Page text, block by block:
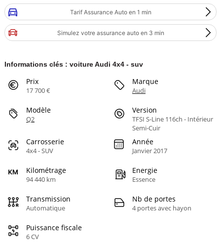
Tarif Assurance Auto en 1 min
Simulez votre assurance auto en 3 min
Informations clés : voiture Audi 4x4 - suv
Prix
17 700 €
Marque
Audi
Modèle
Q2
Version
TFSI S-Line 116ch - Intérieur
Semi-Cuir
Carrosserie
4x4 - SUV
Année
Janvier 2017
Kilométrage
94 440 km
Energie
Essence
Transmission
Automatique
Nb de portes
4 portes avec hayon
Puissance fiscale
6 CV